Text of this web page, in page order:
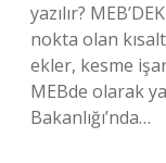
yazılır?
nokta olan
ekler, kesme
MEBde olarak
Bakanlığı’nda…